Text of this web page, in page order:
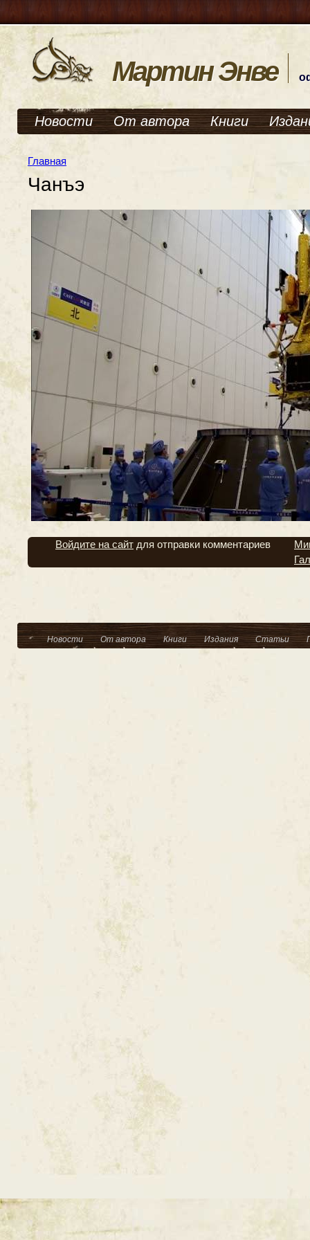
Мартин Энве
Новости От автора Книги
Главная
Чанъэ
Войдите на сайт для отправки комментариев
Новости От автора Книги Издания Статьи